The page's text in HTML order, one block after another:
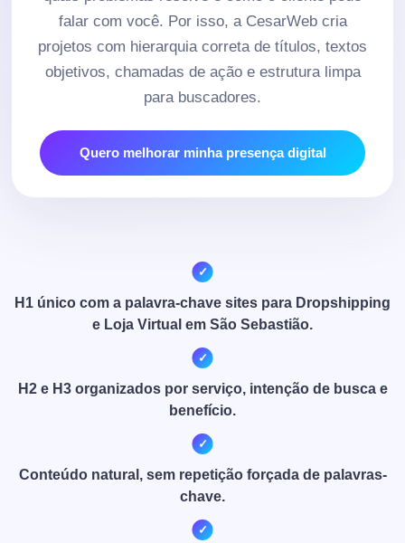
falar com você. Por isso, a CesarWeb cria
projetos com hierarquia correta de títulos, textos
objetivos, chamadas de ação e estrutura limpa
para buscadores.
Quero melhorar minha presença digital
H1 único com a palavra-chave sites para Dropshipping
e Loja Virtual em São Sebastião.
H2 e H3 organizados por serviço, intenção de busca e
benefício.
Conteúdo natural, sem repetição forçada de palavras-
chave.